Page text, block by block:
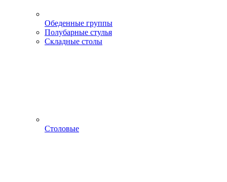
Обеденные группы
Полубарные стулья
Складные столы
Столовые